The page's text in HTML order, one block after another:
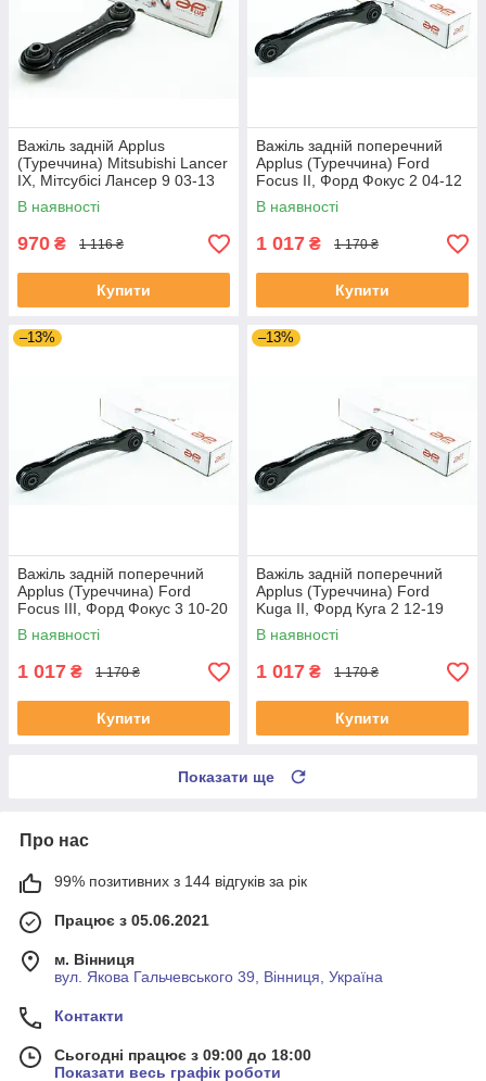
Важіль задній Applus
(Туреччина) Mitsubishi Lancer
IX, Мітсубісі Лансер 9 03-13
#25027AP UAYTLLT4
В наявності
970 ₴ 1 116 ₴
Купити
Важіль задній поперечний
Applus (Туреччина) Ford
Focus II, Форд Фокус 2 04-12
#26558AP UAITUIA4
В наявності
1 017 ₴ 1 170 ₴
Купити
–13%
Важіль задній поперечний
Applus (Туреччина) Ford
Focus III, Форд Фокус 3 10-20
#26558AP UAFHXJZ4
В наявності
1 017 ₴ 1 170 ₴
Купити
–13%
Важіль задній поперечний
Applus (Туреччина) Ford
Kuga II, Форд Куга 2 12-19
#26558AP UABVFZO4
В наявності
1 017 ₴ 1 170 ₴
Купити
Показати ще
Про нас
99% позитивних з 144 відгуків за рік
Працює з 05.06.2021
м. Вінниця
вул. Якова Гальчевського 39, Вінниця, Україна
Контакти
Сьогодні працює з 09:00 до 18:00
Показати весь графік роботи